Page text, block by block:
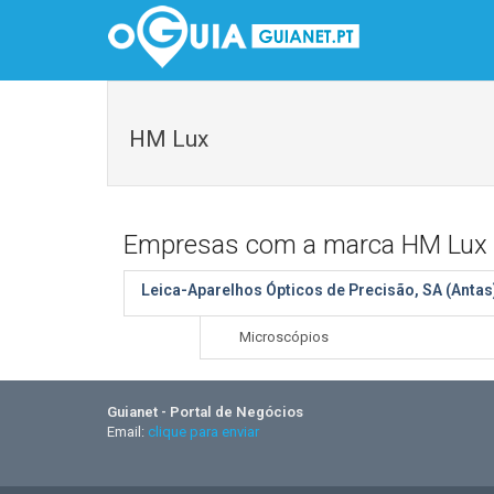
HM Lux
Empresas com a marca HM Lux
Leica-Aparelhos Ópticos de Precisão, SA
Microscópios
Guianet - Portal de Negócios
Email: clique para enviar